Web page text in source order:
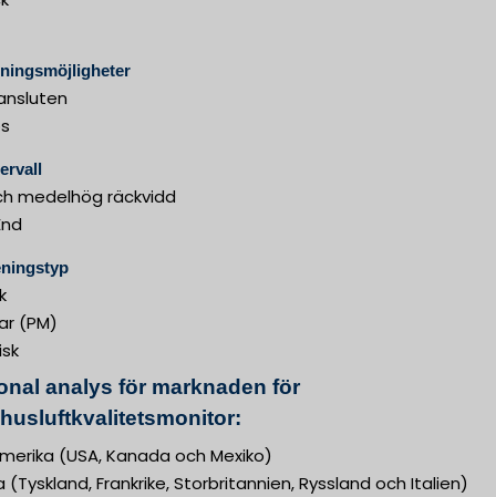
medelhög räckvidd
(PM)
analys för marknaden för
(USA, Kanada och Mexiko)
(Tyskland, Frankrike, Storbritannien, Ryssland och Italien)